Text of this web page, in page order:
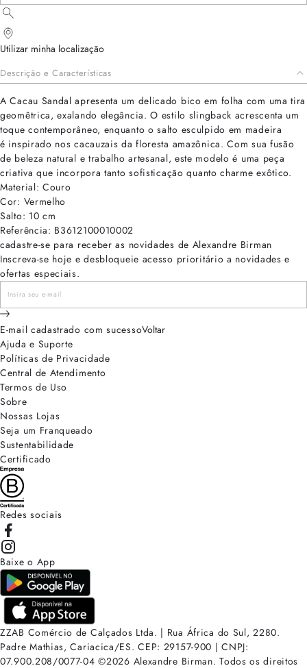
Utilizar minha localização
Descrição e Características
A Cacau Sandal apresenta um delicado bico em folha com uma tira
geomêtrica, exalando elegância. O estilo slingback acrescenta um
toque contemporâneo, enquanto o salto esculpido em madeira
é inspirado nos cacauzais da floresta amazônica. Com sua fusão
de beleza natural e trabalho artesanal, este modelo é uma peça
criativa que incorpora tanto sofisticação quanto charme exôtico.
Material: Couro
Cor: Vermelho
Salto: 10 cm
Referência: B3612100010002
cadastre-se para receber as novidades de Alexandre Birman
Inscreva-se hoje e desbloqueie acesso prioritário a novidades e
ofertas especiais.
E-mail cadastrado com sucessoVoltar
Ajuda e Suporte
Políticas de Privacidade
Central de Atendimento
Termos de Uso
Sobre
Nossas Lojas
Seja um Franqueado
Sustentabilidade
Certificado
Redes sociais
Baixe o App
ZZAB Comércio de Calçados Ltda. | Rua África do Sul, 2280.
Padre Mathias, Cariacica/ES. CEP: 29157-900 | CNPJ:
07.900.208/0077-04 ©2026 Alexandre Birman. Todos os direitos